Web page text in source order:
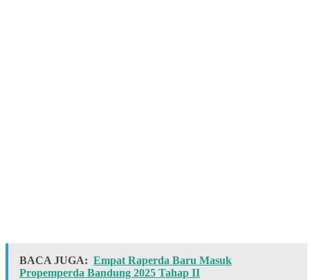
BACA JUGA: Empat Raperda Baru Masuk
Propemperda Bandung 2025 Tahap II